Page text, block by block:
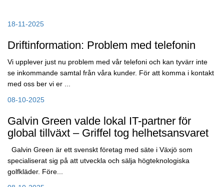
18-11-2025
Driftinformation: Problem med telefonin
Vi upplever just nu problem med vår telefoni och kan tyvärr inte
se inkommande samtal från våra kunder. För att komma i kontakt
med oss ber vi er ...
08-10-2025
Galvin Green valde lokal IT-partner för
global tillväxt – Griffel tog helhetsansvaret
Galvin Green är ett svenskt företag med säte i Växjö som
specialiserat sig på att utveckla och sälja högteknologiska
golfkläder. Före...